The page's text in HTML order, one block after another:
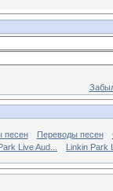
песен Переводы песен
Live Aud... Linkin Park